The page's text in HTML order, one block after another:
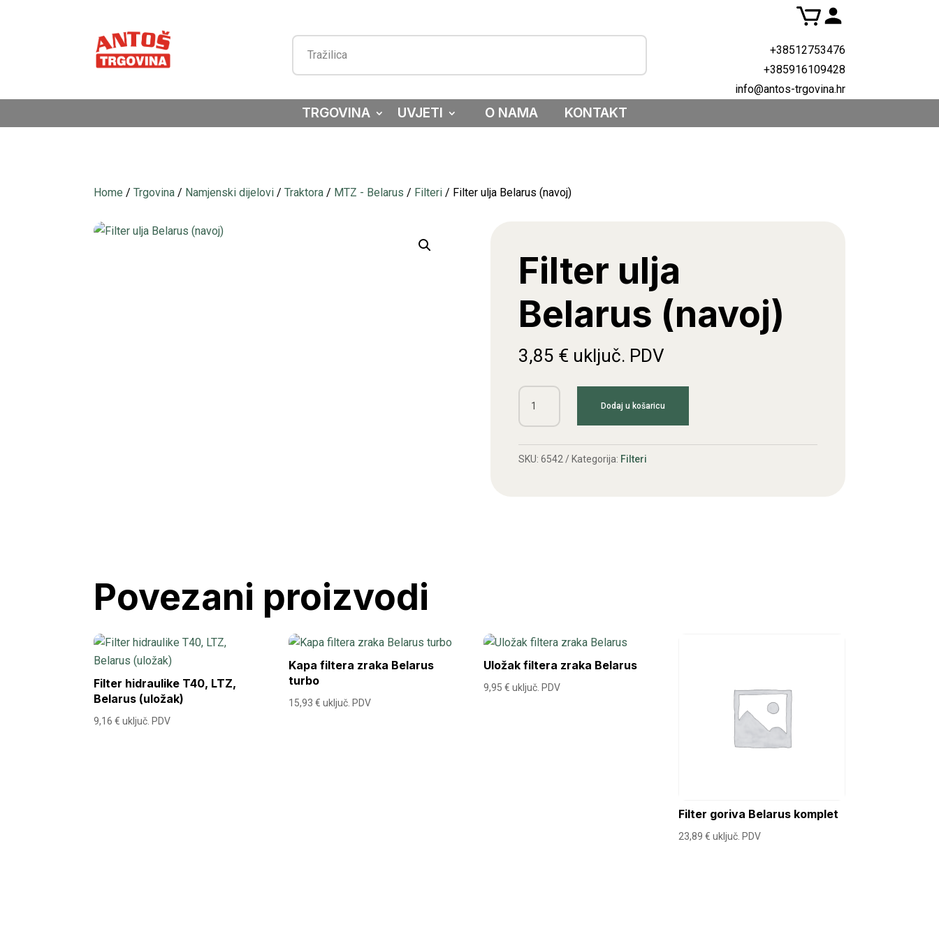
+38512753476
+385916109428
info@antos-trgovina.hr
TRGOVINA UVJETI O NAMA KONTAKT
Home /Trgovina / Namjenski dijelovi /Traktora / MTZ - Belarus / Filteri / Filter ulja Belarus (navoj)
Filter ulja
Belarus (navoj)
3,85 € uključ. PDV
Filter
ulja
(navoj)
Dodaj u košaricu
SKU: 6542 Kategorija: Filteri
Povezani proizvodi
Filter hidraulike T40, LTZ,
Belarus (uložak)
9,16€ uključ. PDV
Kapa filtera zraka Belarus
turbo
15,93€ uključ. PDV
Uložak filtera zraka Belarus
9,95€ uključ. PDV
Filter goriva Belarus komplet
23,89€ uključ. PDV